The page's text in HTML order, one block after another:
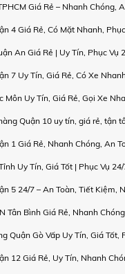
Giá Rẻ – Nhanh Chóng,
4 Giá Rẻ, Có Mặt Nhanh,
An Giá Rẻ | Uy Tín, Phục Vụ
7 Uy Tín, Giá Rẻ, Có Xe
Môn Uy Tín, Giá Rẻ, Gọi Xe
Quận 10 uy tín, giá rẻ, tận
1 Giá Rẻ, Nhanh Chóng, An
Uy Tín, Giá Tốt | Phục Vụ
5 24/7 – An Toàn, Tiết Kiệm,
Tân Bình Giá Rẻ, Nhanh
Quận Gò Vấp Uy Tín, Giá Tốt,
12 Giá Rẻ, Uy Tín, Nhanh